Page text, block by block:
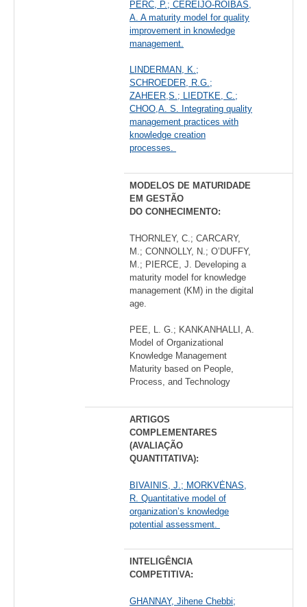
PERC, P.; CEREIJO-ROIBAS,
A. A maturity model for quality
improvement in knowledge
management.
LINDERMAN, K.;
SCHROEDER, R.G.;
ZAHEER,S.; LIEDTKE, C.;
CHOO,A. S. Integrating quality
management practices with
knowledge creation
processes.
MODELOS DE MATURIDADE
EM GESTÃO
DO CONHECIMENTO:
THORNLEY, C.; CARCARY,
M.; CONNOLLY, N.; O’DUFFY,
M.; PIERCE, J. Developing a
maturity model for knowledge
management (KM) in the digital
age.
PEE, L. G.; KANKANHALLI, A.
Model of Organizational
Knowledge Management
Maturity based on People,
Process, and Technology
ARTIGOS
COMPLEMENTARES
(AVALIAÇÃO
QUANTITATIVA):
BIVAINIS, J.; MORKVĖNAS,
R. Quantitative model of
organization’s knowledge
potential assessment.
INTELIGÊNCIA
COMPETITIVA:
GHANNAY, Jihene Chebbi;